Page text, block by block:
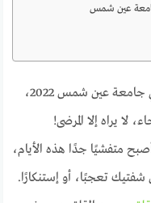
عين شمس
الاكلينيكي جامعة عين شمس 2022،
يراه إلا المرضى!
متفشيًا جدًا هذه الأيام،
تعجبًا، أو إستنكارًا.